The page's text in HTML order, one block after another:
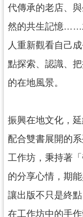
資
料
開
宣
代傳承的老店、
然的共生記憶……
人重新觀看自己
點探索、認識、
的在地風景。
振興在地文化，
配合雙書展開的
工作坊，秉持著
的分享心情，期
讓出版不只是終
在工作坊中的手